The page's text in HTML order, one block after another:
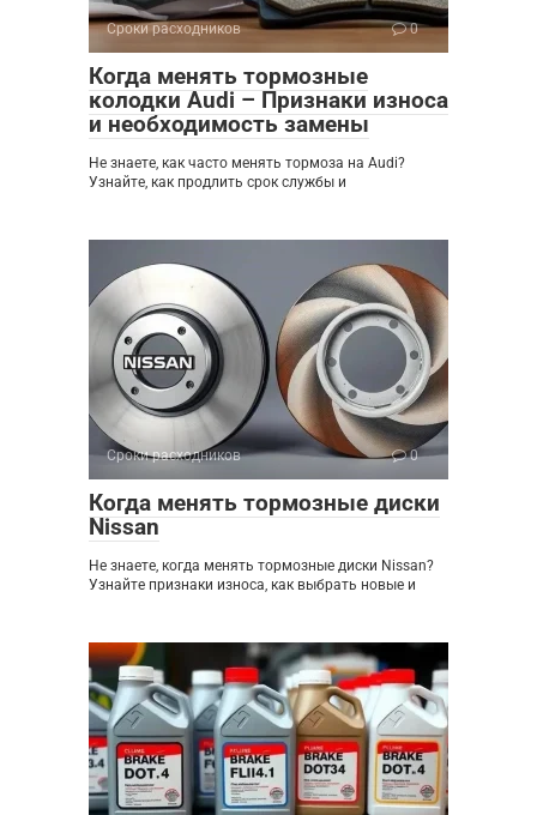
Сроки расходников 0
Когда менять тормозные
колодки Audi – Признаки износа
и необходимость замены
Не знаете, как часто менять тормоза на Audi?
Узнайте, как продлить срок службы и
Сроки расходников 0
Когда менять тормозные диски
Nissan
Не знаете, когда менять тормозные диски Nissan?
Узнайте признаки износа, как выбрать новые и